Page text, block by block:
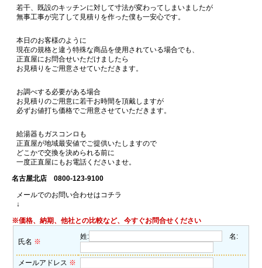
若干、既設のキッチンに対して寸法が変わってしまいましたが
無事工事が完了して見積りを作った僕も一安心です。
本日のお客様のように
現在の規格と違う特殊な商品を使用されている場合でも、
正直屋にお問合せいただけましたら
お見積りをご用意させていただきます。
お調べする必要がある場合
お見積りのご用意に若干お時間を頂戴しますが
必ずお値打ち価格でご用意させていただきます。
給湯器もガスコンロも
正直屋が地域最安値でご提供いたしますので
どこかで交換を決められる前に
一度正直屋にもお電話くださいませ。
名古屋北店 0800-123-9100
メールでのお問い合わせはコチラ
↓
※価格、納期、他社との比較など、今すぐお問合せください
氏名 ※
姓: 名:
メールアドレス ※